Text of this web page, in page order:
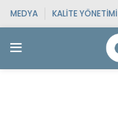
MEDYA KALITE YÖNETIMI